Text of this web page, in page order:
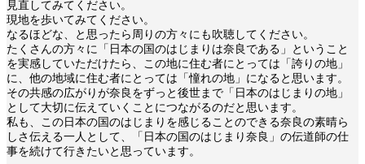
見直してみてください。
現地を歩いてみてください。
なるほどな、と思ったら周りの方々にも吹聴してください。
たくさんの方々に「日本の国のはじまりは奈良である」ということ
を実感していただけたら、この地に住む者にとっては「誇りの地」
に、他の地域に住む者にとっては「憧れの地」になると思います。
その共感の広がりが奈良をずっと後世まで「日本のはじまりの地」
として大切に伝えていくことにつながるのだと思います。
私も、この日本の国のはじまりを感じることのできる奈良の素晴ら
しさ伝える一人として、「日本の国のはじまり奈良」の伝道師の仕
事を続けて行きたいと思っています。